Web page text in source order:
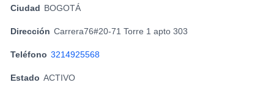
Ciudad BOGOTÁ
Dirección Carrera76#20-71 Torre 1 apto 303
Teléfono 3214925568
Estado ACTIVO